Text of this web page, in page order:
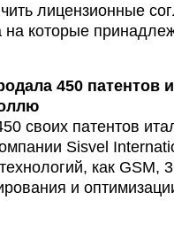
лицензионные
на которые
450 патентов
своих патентов
Sisvel
как GSM,
и